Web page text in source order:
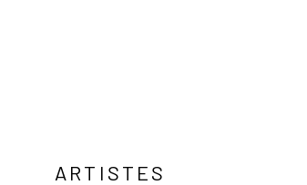
ARTISTES